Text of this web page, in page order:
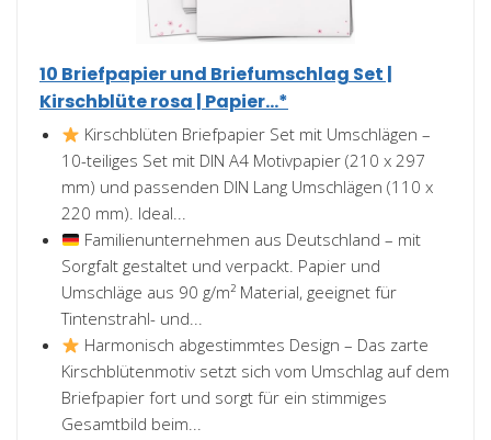
10 Briefpapier und Briefumschlag Set |
Kirschblüte rosa | Papier...*
Kirschblüten Briefpapier Set mit Umschlägen –
10-teiliges Set mit DIN A4 Motivpapier (210 x 297
mm) und passenden DIN Lang Umschlägen (110 x
220 mm). Ideal...
Familienunternehmen aus Deutschland – mit
Sorgfalt gestaltet und verpackt. Papier und
Umschläge aus 90 g/m² Material, geeignet für
Tintenstrahl- und...
Harmonisch abgestimmtes Design – Das zarte
Kirschblütenmotiv setzt sich vom Umschlag auf dem
Briefpapier fort und sorgt für ein stimmiges
Gesamtbild beim...